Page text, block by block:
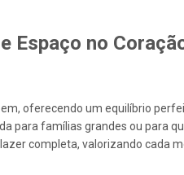
Espaço no
oferecendo um equilíbrio
para famílias grandes ou para
completa, valorizando cada